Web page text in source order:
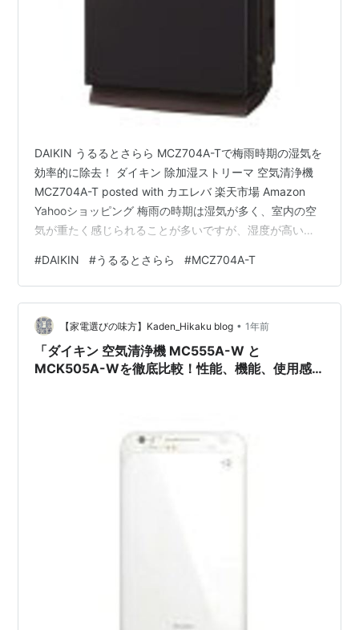
DAIKIN うるるとさらら MCZ704A-Tで梅雨時期の湿気を
効率的に除去！ ダイキン 除加湿ストリーマ 空気清浄機
MCZ704A-T posted with カエレバ 楽天市場 Amazon
Yahooショッピング 梅雨の時期は湿気が多く、室内の空
気が重たく感じられることが多いですが、湿度が高い環
ことがあります。 そんな時に役立つのが、DAIKIN（ダイ
キン）「うるるとさらら MCZ704A-T」です。 この空気
清浄機は、空気清浄機能と除湿機能が両方搭載されてお
り、湿気対策だけでなく、室内の空気も清潔に保つこと
ができます。 この記事では…
#DAIKIN #うるるとさらら #MCZ704A-T
【家電選びの味方】Kaden_Hikaku blog • 1年前
「ダイキン 空気清浄機 MC555A-W と
MCK505A-Wを徹底比較！性能、機能、使用感